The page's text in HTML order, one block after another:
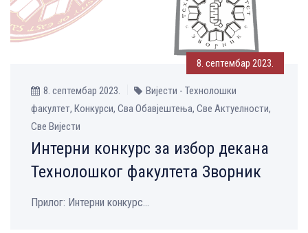
8. септембар 2023.
8. септембар 2023.
Вијести - Технолошки
факултет, Конкурси, Сва Обавјештења, Све Aктуелности,
Све Вијести
Интерни конкурс за избор декана
Технолошког факултета Зворник
Прилог: Интерни конкурс...